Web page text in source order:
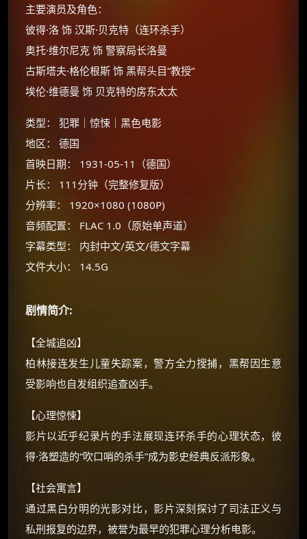
主要演员及角色：
彼得·洛 饰 汉斯·贝克特（连环杀手）
奥托·维尔尼克 饰 警察局长洛曼
古斯塔夫·格伦根斯 饰 黑帮头目“教授”
埃伦·维德曼 饰 贝克特的房东太太
类型： 犯罪｜惊悚｜黑色电影
地区： 德国
首映日期： 1931-05-11（德国）
片长： 111分钟（完整修复版）
分辨率： 1920×1080 (1080P)
音频配置： FLAC 1.0（原始单声道）
字幕类型： 内封中文/英文/德文字幕
文件大小： 14.5G
剧情简介:
【全城追凶】
柏林接连发生儿童失踪案，警方全力搜捕，黑帮因生意
受影响也自发组织追查凶手。
【心理惊悚】
影片以近乎纪录片的手法展现连环杀手的心理状态，彼
得·洛塑造的“吹口哨的杀手”成为影史经典反派形象。
【社会寓言】
通过黑白分明的光影对比，影片深刻探讨了司法正义与
私刑报复的边界，被誉为最早的犯罪心理分析电影。
🧧 福利领取站
☕
朋友们辛苦了 💦
你需要的各种会员，都可低价购买！
如夸克12个月送14天 最低75元！
价格有浮动，请直接搜索查最低价！